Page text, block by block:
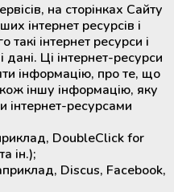
на сторінках Сайту
інтернет ресурсів і
такі інтернет ресурси і
Ці інтернет-ресурси
інформацію, про те, що
іншу інформацію, яку
ресурсами
DoubleClick for
ін.);
Discus, Facebook,